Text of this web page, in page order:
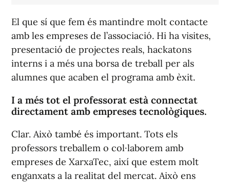
El que sí que fem és mantindre molt contacte
amb les empreses de l’associació. Hi ha visites,
presentació de projectes reals, hackatons
interns i a més una borsa de treball per als
alumnes que acaben el programa amb èxit.
I a més tot el professorat està connectat
directament amb empreses tecnològiques.
Clar. Això també és important. Tots els
professors treballem o col·laborem amb
empreses de XarxaTec, així que estem molt
enganxats a la realitat del mercat. Això ens